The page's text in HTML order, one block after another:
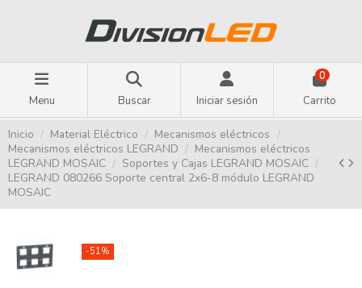
Menu Buscar Iniciar sesión
0
Carrito
Inicio Material Eléctrico
Mecanismos eléctricos
Mecanismos eléctricos LEGRAND
Mecanismos eléctricos
LEGRAND MOSAIC
Soportes y Cajas LEGRAND MOSAIC
LEGRAND 080266 Soporte central 2x6-8 módulo LEGRAND
MOSAIC
-51%